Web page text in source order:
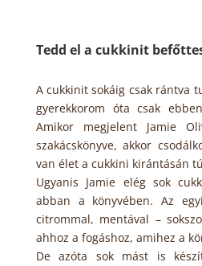
Tedd el a cukkinit
A cukkinit sokáig csak rántva
gyerekkorom óta csak
Amikor megjelent Jamie
szakácskönyve, akkor
van élet a cukkini kirántásán
Ugyanis Jamie elég sok
abban a könyvében. Az
citrommal, mentával –
ahhoz a fogáshoz, amihez a
De azóta sok mást is